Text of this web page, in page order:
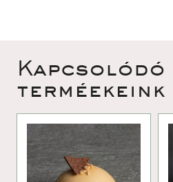
Kapcsolódó
terméekeink